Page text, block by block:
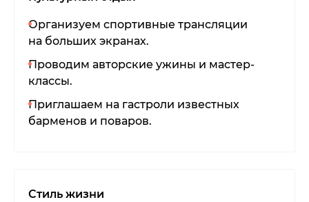
Организуем спортивные трансляции
на больших экранах.
Проводим авторские ужины и мастер-
классы.
Приглашаем на гастроли известных
барменов и поваров.
Стиль жизни